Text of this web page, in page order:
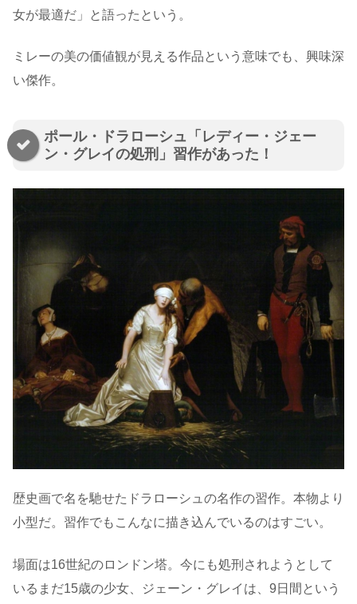
女が最適だ」と語ったという。
ミレーの美の価値観が見える作品という意味でも、興味深
い傑作。
ポール・ドラローシュ「レディー・ジェー
ン・グレイの処刑」習作があった！
歴史画で名を馳せたドラローシュの名作の習作。本物より
小型だ。習作でもこんなに描き込んでいるのはすごい。
場面は16世紀のロンドン塔。今にも処刑されようとして
いるまだ15歳の少女、ジェーン・グレイは、9日間という